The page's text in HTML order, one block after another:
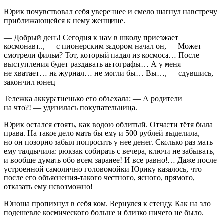
Юрик почувствовал себя увереннее и смело шагнул навстречу
приближающейся к нему женщине.
— Добрый день! Сегодня к нам в школу приезжает
космонавт.., — с пионерским задором начал он, — Может
смотрели фильм? Тот, который падал из космоса… После
выступления будет раздавать автографы… А у меня
не хватает… на журнал… не могли бы… Вы…, — сдувшись,
закончил юнец.
Тележка аккуратненько его объехала: — А родители
на что?! — удивилась покупательница.
Юрик остался стоять, как водою облитый. Отчасти тётя была
права. На такое дело мать бы ему и 500 рублей выделила,
но он позорно забыл попросить у нее денег. Сколько раз мать
ему талдычила: рюкзак собирать с вечера, ключи не забывать,
и вообще думать обо всем заранее! И все равно!… Даже после
устроенной самолично головомойки Юрику казалось, что
после его объяснения-такого честного, ясного, прямого,
отказать ему невозможно!
Юноша пропихнул в себя ком. Вернулся к стенду. Как на зло
подешевле космического больше и близко ничего не было.